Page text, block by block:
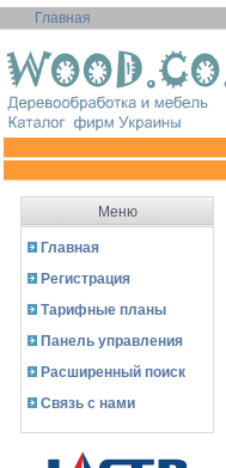
Главная
Меню
Главная
Регистрация
Тарифные планы
Панель управления
Расширенный поиск
Связь с нами